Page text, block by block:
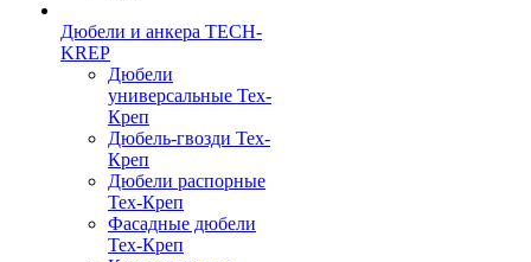
Дюбели и анкера TECH-
KREP
Дюбели
универсальные Тех-
Креп
Дюбель-гвозди Тех-
Креп
Дюбели распорные
Тех-Креп
Фасадные дюбели
Тех-Креп